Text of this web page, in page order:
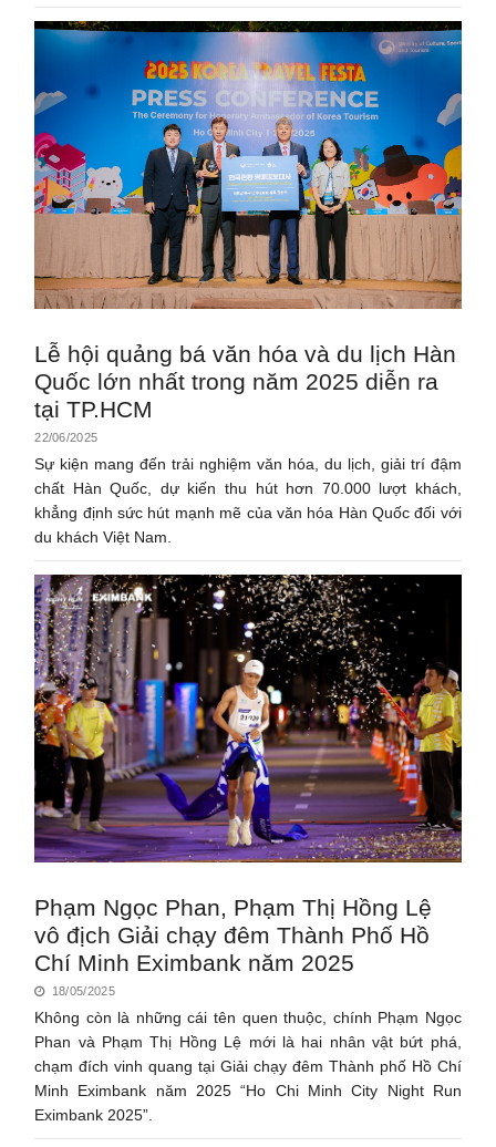
Lễ hội quảng bá văn hóa và du lịch Hàn
Quốc lớn nhất trong năm 2025 diễn ra
tại TP.HCM
22/06/2025
Sự kiện mang đến trải nghiệm văn hóa, du lịch, giải trí đậm
chất Hàn Quốc, dự kiến thu hút hơn 70.000 lượt khách,
khẳng định sức hút mạnh mẽ của văn hóa Hàn Quốc đối với
du khách Việt Nam.
Phạm Ngọc Phan, Phạm Thị Hồng Lệ
vô địch Giải chạy đêm Thành Phố Hồ
Chí Minh Eximbank năm 2025
18/05/2025
Không còn là những cái tên quen thuộc, chính Phạm Ngọc
Phan và Phạm Thị Hồng Lệ mới là hai nhân vật bứt phá,
chạm đích vinh quang tại Giải chạy đêm Thành phố Hồ Chí
Minh Eximbank năm 2025 “Ho Chi Minh City Night Run
Eximbank 2025”.